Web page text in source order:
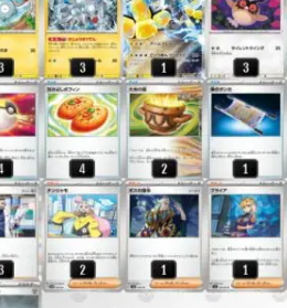
モワロウ
モワロウ
ミロカロスex